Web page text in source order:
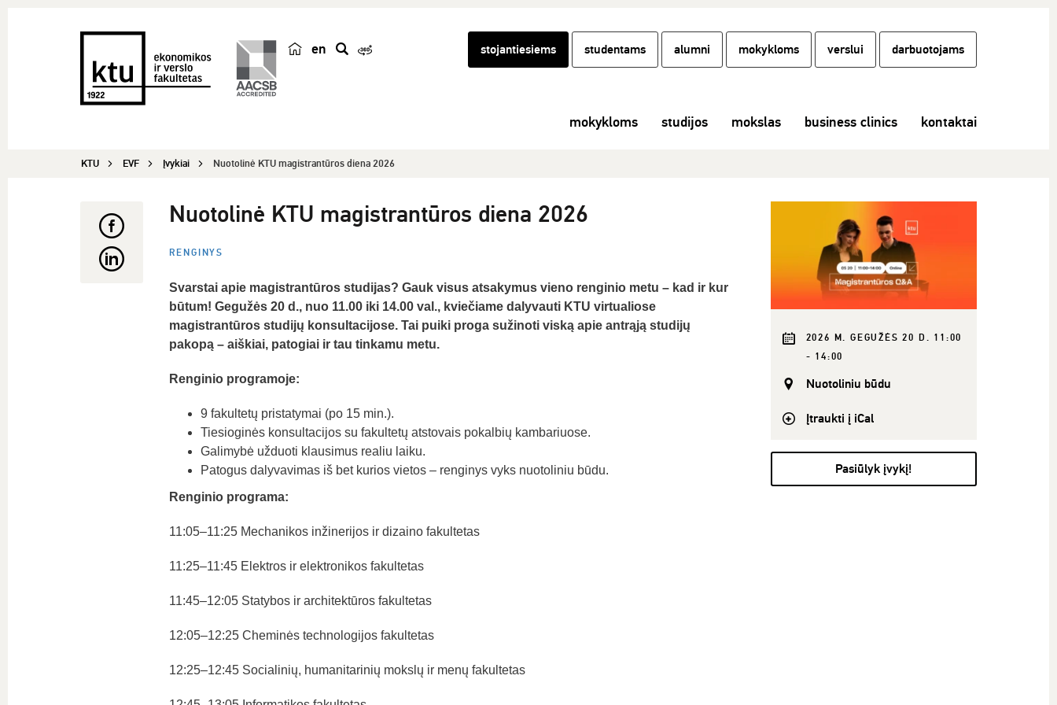
en
k
stojantiesiems studentams alumni mokykloms verslui darbuotojams
mokykloms studijos mokslas business clinics kontaktai
KTU EVF Įvykiai Nuotolinė KTU magistrantūros diena 2026
Nuotolinė KTU magistrantūros diena 2026
RENGINYS
Svarstai apie magistrantūros studijas? Gauk visus atsakymus vieno renginio metu – kad ir kur
būtum! Gegužės 20 d., nuo 11.00 iki 14.00 val., kviečiame dalyvauti KTU virtualiose
magistrantūros studijų konsultacijose. Tai puiki proga sužinoti viską apie antrąją studijų
pakopą – aiškiai, patogiai ir tau tinkamu metu.
Renginio programoje:
9 fakultetų pristatymai (po 15 min.).
Tiesioginės konsultacijos su fakultetų atstovais pokalbių kambariuose.
Galimybė užduoti klausimus realiu laiku.
Patogus dalyvavimas iš bet kurios vietos – renginys vyks nuotoliniu būdu.
Renginio programa:
11:05–11:25 Mechanikos inžinerijos ir dizaino fakultetas
11:25–11:45 Elektros ir elektronikos fakultetas
11:45–12:05 Statybos ir architektūros fakultetas
12:05–12:25 Cheminės technologijos fakultetas
12:25–12:45 Socialinių, humanitarinių mokslų ir menų fakultetas
2026 M. GEGUŽĖS 20 D. 11:00
- 14:00
Nuotoliniu būdu
Įtraukti į iCal
Pasiūlyk įvykį!